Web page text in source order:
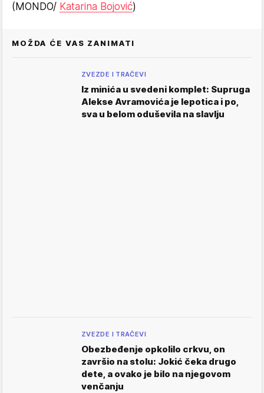
(MONDO/ Katarina Bojović)
MOŽDA ĆE VAS ZANIMATI
ZVEZDE I TRAČEVI
Iz minića u svedeni komplet: Supruga
Alekse Avramovića je lepotica i po,
sva u belom oduševila na slavlju
ZVEZDE I TRAČEVI
Obezbeđenje opkolilo crkvu, on
završio na stolu: Jokić čeka drugo
dete, a ovako je bilo na njegovom
venčanju